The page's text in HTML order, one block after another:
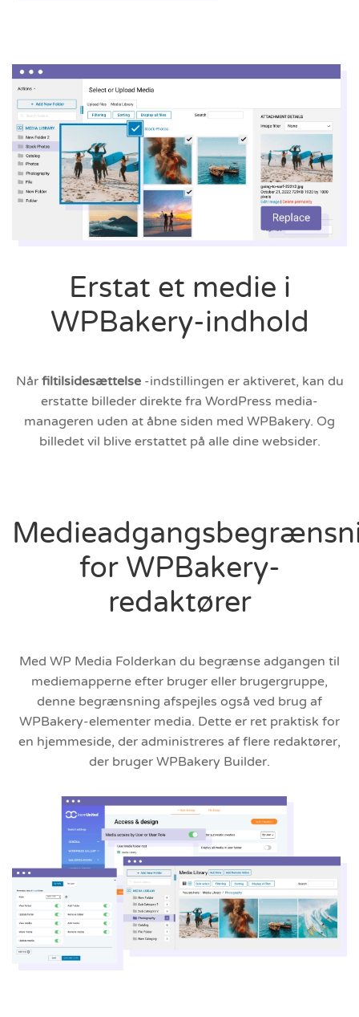
Erstat et medie i
WPBakery-indhold
Nårfiltilsidesættelse-indstillingen er aktiveret, kan du
erstatte billeder direkte fra WordPress media-
manageren uden at åbne siden med WPBakery. Og
billedet vil blive erstattet på alle dine websider.
for WPBakery-
redaktører
Med WP Media Folderkan du begrænse adgangen til
mediemapperne efter bruger eller brugergruppe,
denne begrænsning afspejles også ved brug af
WPBakery-elementer media. Dette er ret praktisk for
en hjemmeside, der administreres af flere redaktører,
der bruger WPBakery Builder.